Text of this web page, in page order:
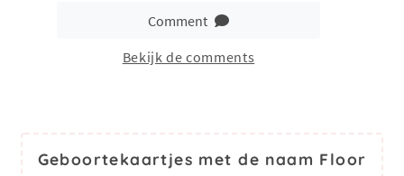
Comment
Bekijk de comments
Geboortekaartjes met de naam Floor